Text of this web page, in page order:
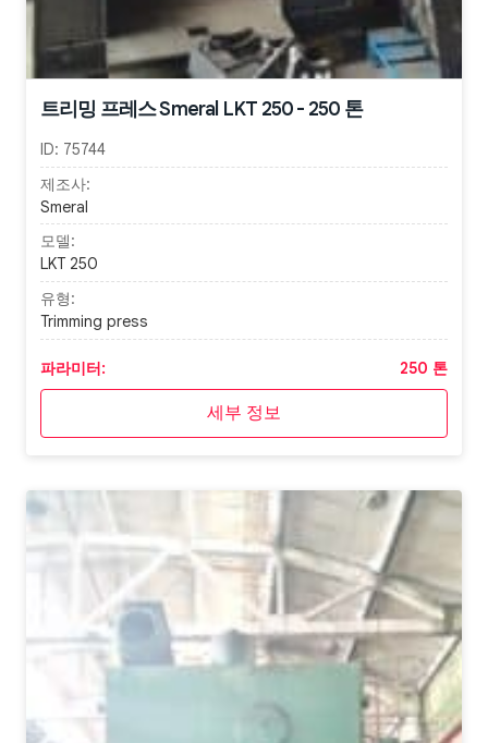
트리밍 프레스 Smeral LKT 250 - 250 톤
ID: 75744
제조사:
Smeral
모델:
LKT 250
유형:
Trimming press
파라미터: 250 톤
세부 정보